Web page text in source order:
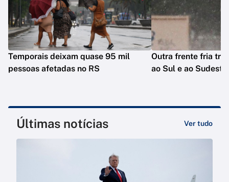
Temporais deixam quase 95 mil
pessoas afetadas no RS
Outra frente fria
ao Sul e ao Sudeste
Últimas notícias Ver tudo